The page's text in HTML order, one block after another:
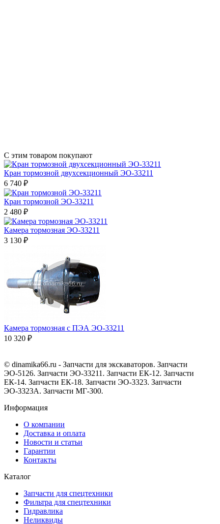
С этим товаром покупают
Кран тормозной двухсекционный ЭО-33211
6 740 ₽
Кран тормозной ЭО-33211
2 480 ₽
Камера тормозная ЭО-33211
3 130 ₽
Камера тормозная с ПЭА ЭО-33211
10 320 ₽
© dinamika66.ru - Запчасти для экскаваторов. Запчасти
ЭО-5126. Запчасти ЭО-33211. Запчасти ЕК-12. Запчасти
ЕК-14. Запчасти ЕК-18. Запчасти ЭО-3323. Запчасти
ЭО-3323А. Запчасти МГ-300.
Информация
О компании
Доставка и оплата
Новости и статьи
Гарантии
Контакты
Каталог
Запчасти для спецтехники
Фильтра для спецтехники
Гидравлика
Неликвиды